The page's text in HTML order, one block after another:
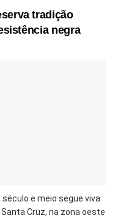
tradição
negra
e meio segue viva
Cruz, na zona oeste